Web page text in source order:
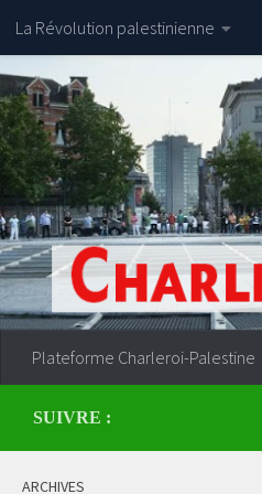
Skip to content
La Révolution palestinienne
Plateforme Charleroi-Palestine
SUIVRE :
ARCHIVES